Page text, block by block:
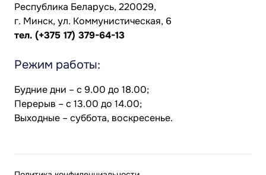
Республика Беларусь, 220029,
г. Минск, ул. Коммунистическая, 6
тел. (+375 17) 379-64-13
Режим работы:
Будние дни – с 9.00 до 18.00;
Перерыв – с 13.00 до 14.00;
Выходные – суббота, воскресенье.